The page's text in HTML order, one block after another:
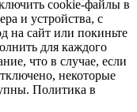
cookie-файлы в
и устройства, с
на сайт или покиньте
для каждого
что в случае, если
некоторые
Политика в